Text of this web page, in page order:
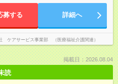
募する 詳細へ
ケアサービス事業部 （医療福祉介護関連）
掲載日：2026.08.04
読